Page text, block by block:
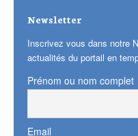
Newsletter
Inscrivez vous dans notre
actualités du portail en
Prénom ou nom complet
Email